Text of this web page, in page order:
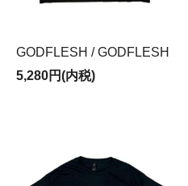
GODFLESH / GODFLESH
5,280円(内税)